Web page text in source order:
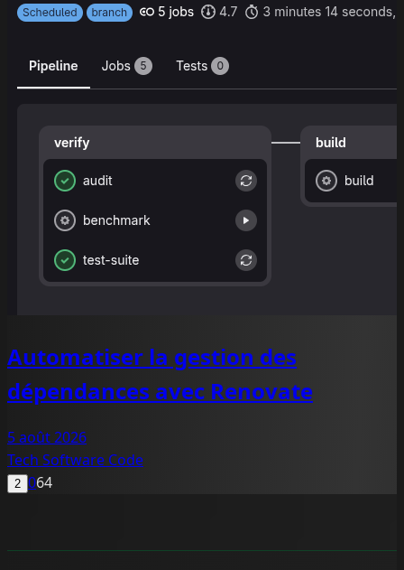
Automatiser la gestion des
dépendances avec Renovate
5 août 2026
Tech Software Code
2 064